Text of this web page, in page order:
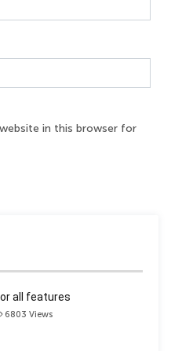
in this browser for
all features
6803 Views